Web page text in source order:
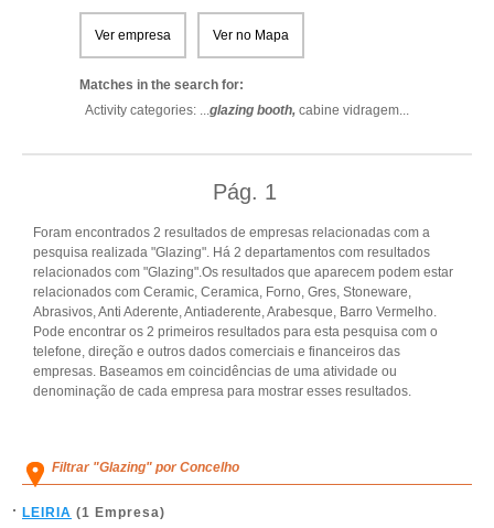
Ver empresa Ver no Mapa
Matches in the search for:
Activity categories: ...glazing booth, cabine vidragem...
Pág. 1
Foram encontrados 2 resultados de empresas relacionadas com a
pesquisa realizada "Glazing". Há 2 departamentos com resultados
relacionados com "Glazing".Os resultados que aparecem podem estar
relacionados com Ceramic, Ceramica, Forno, Gres, Stoneware,
Abrasivos, Anti Aderente, Antiaderente, Arabesque, Barro Vermelho.
Pode encontrar os 2 primeiros resultados para esta pesquisa com o
telefone, direção e outros dados comerciais e financeiros das
empresas. Baseamos em coincidências de uma atividade ou
denominação de cada empresa para mostrar esses resultados.
Filtrar "Glazing" por Concelho
LEIRIA (1 Empresa)